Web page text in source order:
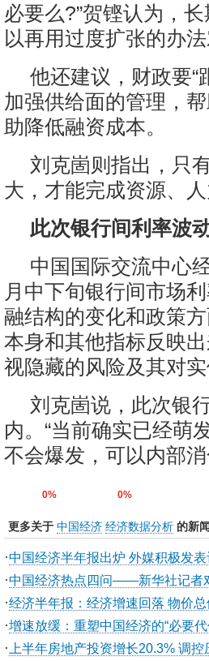
必要么?”贺铿认为，
以再用过度扩张的办法
他还建议，财政要“
加强供给面的管理，
助降低融资成本。
刘克崮则指出，只
大，才能完成资源、人
此次银行间利率波
中国国际交流中心
月中下旬银行间市场
融结构的变化和政策
本身和其他指标反映
视隐藏的风险及其对实
刘克崮说，此次银
内。“当前确实已经萌
不会爆发，可以内部消
0% 0%
更多关于 中国经济 经济数据分析 的新闻
·中国经济半年报出炉 外媒积极发
·中国经济热点四问——新华社记者
·经济半年报：经济增速回落 物价
·增速放缓：重塑中国经济的“必要代
· 上半年房地产投资增长20.3% 调控